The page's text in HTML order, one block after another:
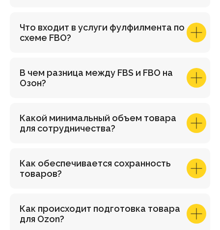
Что входит в услуги фулфилмента по
схеме FBO?
В чем разница между FBS и FBO на
Озон?
Какой минимальный объем товара
для сотрудничества?
Как обеспечивается сохранность
товаров?
Как происходит подготовка товара
для Ozon?